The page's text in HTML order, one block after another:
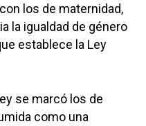
los de maternidad,
la igualdad de género
establece la Ley
se marcó los de
como una